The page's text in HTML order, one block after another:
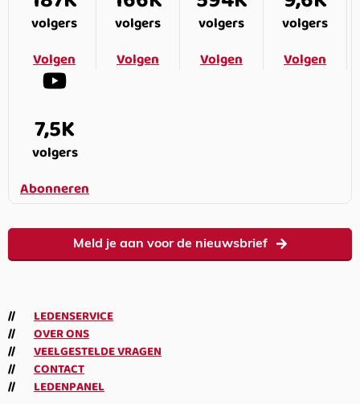
volgers
Volgen
volgers
Volgen
volgers
Volgen
volgers
Volgen
7,5K
volgers
Abonneren
Meld je aan voor de nieuwsbrief
LEDENSERVICE
OVER ONS
VEELGESTELDE VRAGEN
CONTACT
LEDENPANEL